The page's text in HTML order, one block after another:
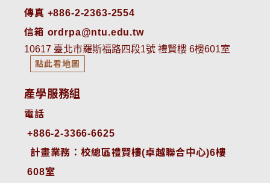
傳真 +886-2-2363-2554
信箱 ordrpa@ntu.edu.tw
10617 臺北市羅斯福路四段1號 禮賢樓 6樓601室
點此看地圖
產學服務組
電話
+886-2-3366-6625
計畫業務：校總區禮賢樓(卓越聯合中心)6樓
608室